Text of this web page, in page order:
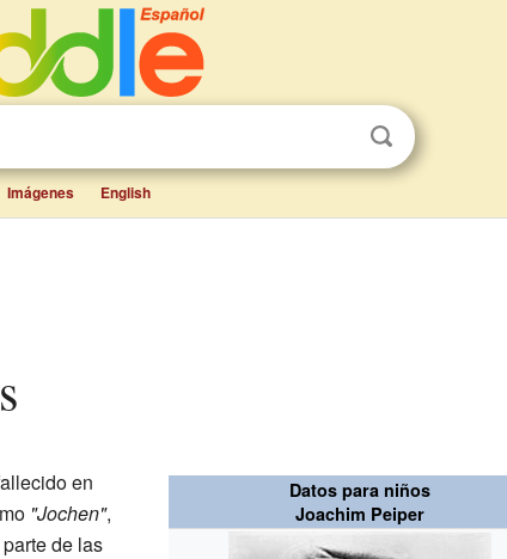
Imágenes English
Datos para niños
Joachim Peiper
en
"Jochen",
parte de las